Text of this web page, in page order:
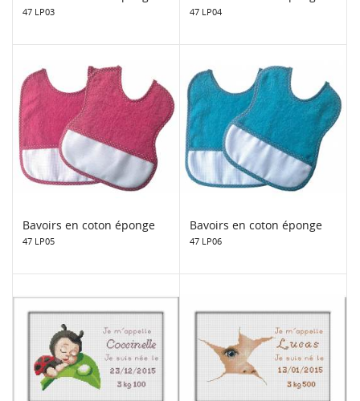
47 LP03 47 LP04
Bavoirs en coton éponge
47 LP05
Bavoirs en coton éponge
47 LP06